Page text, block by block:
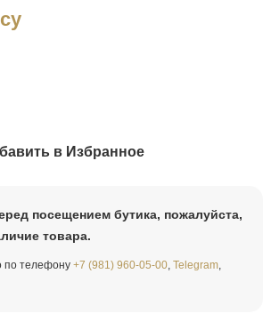
в Избранное
посещением бутика, пожалуйста,
товара.
по телефону +7 (981) 960-05-00 Telegram